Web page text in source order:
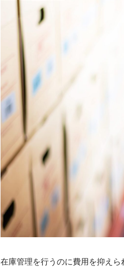
在庫管理を行うのに費用を抑え